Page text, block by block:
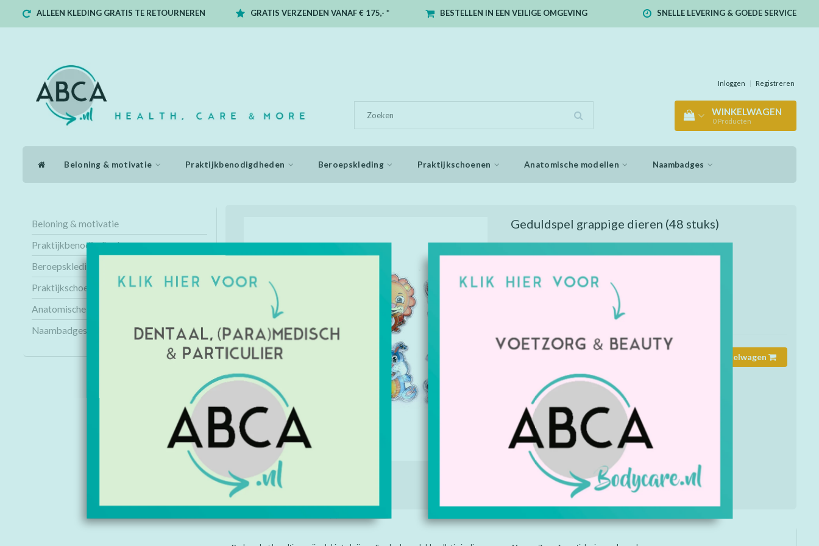
ALLEEN KLEDING GRATIS TE RETOURNEREN GRATIS VERZENDEN VANAF € 175,- * BESTELLEN IN EEN VEILIGE OMGEVING SNELLE LEVERING & GOEDE SERVICE
Inloggen | Registreren
WINKELWAGEN
0 Producten
Beloning & motivatie Praktijkbenodigdheden Beroepskleding Praktijkschoenen Anatomische modellen Naambadges
Beloning & motivatie
Praktijkbenodigdheden
Beroepskleding
Praktijkschoenen
Anatomische modellen
Naambadges
Geduldspel grappige dieren (48 stuks)
Een leuke geduldspelletje in dierenvorm. Afm. ca. 7 cm. Assorti
Artikelnummer:
8798
Op voorraad
€18,65 Toevoegen aan winkelwagen